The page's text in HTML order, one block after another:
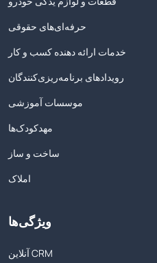
حرفه‌ای‌های حقوقی
خدمات ارائه دهنده کسب و کار
رویدادهای برنامه‌ریزی‌کنندگان
موسسات آموزشی
مهدکودک‌ها
ساخت و ساز
املاک
ویژگی‌ها
آنلاین CRM